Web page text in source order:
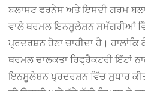
ਬਲਾਸਟ ਫਰਨੇਸ ਅਤੇ ਇਸਦੀ ਗਰਮ
ਵਾਲੇ ਥਰਮਲ ਇਨਸੂਲੇਸ਼ਨ ਸਮੱਗਰੀਆਂ
ਪ੍ਰਦਰਸ਼ਨ ਹੋਣਾ ਚਾਹੀਦਾ ਹੈ।
ਥਰਮਲ ਚਾਲਕਤਾ ਰਿਫ੍ਰੈਕਟਰੀ ਇੱਟਾਂ
ਇਨਸੂਲੇਸ਼ਨ ਪ੍ਰਦਰਸ਼ਨ ਵਿੱਚ ਸੁਧਾਰ